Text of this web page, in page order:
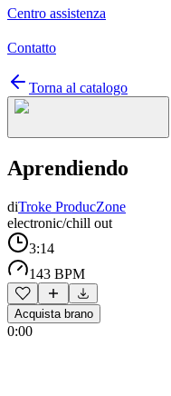
Centro assistenza
Contatto
Torna al catalogo
Aprendiendo
diTroke ProducZone
electronic/chill out
3:14
143 BPM
Acquista brano
0:00